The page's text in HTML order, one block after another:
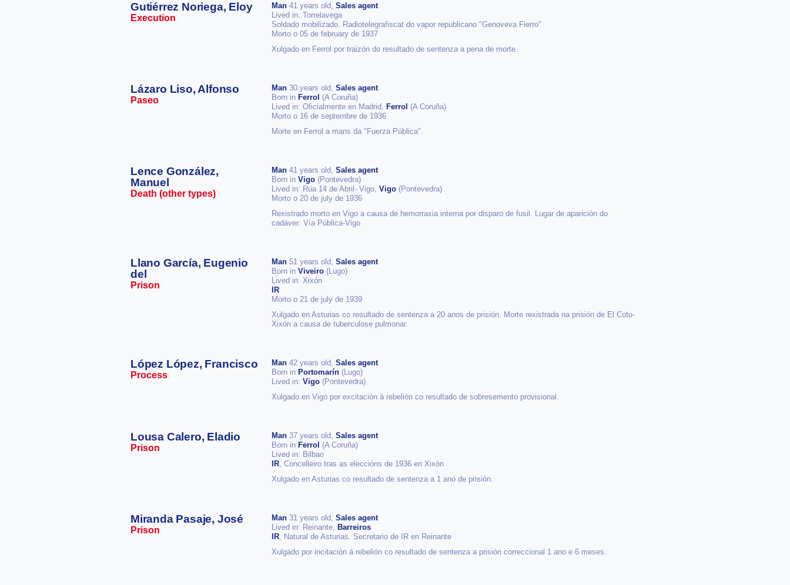
Gutiérrez Noriega, Eloy
Execution
Man 41 years old, Sales agent
Lived in: Torrelavega
Soldado mobilizado. Radiotelegrafiscat do vapor republicano "Genoveva Fierro"
Morto o 05 de february de 1937
Xulgado en Ferrol por traizón do resultado de sentenza a pena de morte.
Lázaro Liso, Alfonso
Paseo
Man 30 years old, Sales agent
Born in Ferrol (A Coruña)
Lived in: Oficialmente en Madrid, Ferrol (A Coruña)
Morto o 16 de septembre de 1936
Morte en Ferrol a mans da "Fuerza Pública".
Lence González,
Manuel
Death (other types)
Man 41 years old, Sales agent
Born in Vigo (Pontevedra)
Lived in: Rúa 14 de Abril- Vigo, Vigo (Pontevedra)
Morto o 20 de july de 1936
Rexistrado morto en Vigo a causa de hemorraxia interna por disparo de fusil. Lugar de aparición do
cadáver: Vía Pública-Vigo
Llano García, Eugenio
del
Prison
Man 51 years old, Sales agent
Born in Viveiro (Lugo)
Lived in: Xixón
IR
Morto o 21 de july de 1939
Xulgado en Asturias co resultado de sentenza a 20 anos de prisión. Morte rexistrada na prisión de El Coto-
Xixón a causa de tuberculose pulmonar.
López López, Francisco
Process
Man 42 years old, Sales agent
Born in Portomarín (Lugo)
Lived in: Vigo (Pontevedra)
Xulgado en Vigo por excitación á rebelión co resultado de sobresemento provisional.
Lousa Calero, Eladio
Prison
Man 37 years old, Sales agent
Born in Ferrol (A Coruña)
Lived in: Bilbao
IR, Concelleiro tras as eleccións de 1936 en Xixón
Xulgado en Asturias co resultado de sentenza a 1 ano de prisión.
Miranda Pasaje, José
Prison
Man 31 years old, Sales agent
Lived in: Reinante, Barreiros
IR, Natural de Asturias. Secretario de IR en Reinante
Xulgado por incitación á rebelión co resultado de sentenza a prisión correccional 1 ano e 6 meses.